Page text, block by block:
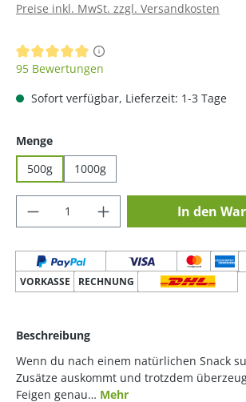
Preise inkl. MwSt. zzgl. Versandkosten
Durchschnittliche Bewertung von 4.91 von
95 Bewertungen
Sofort verfügbar, Lieferzeit: 1-3 Tage
Mengeauswählen
500g
1000g
Produkt Anzahl: Gib den
In den
VORKASSE RECHNUNG
Beschreibung
Wenn du nach einem natürlichen Snack
Zusätze auskommt und trotzdem
Feigen genau… Mehr